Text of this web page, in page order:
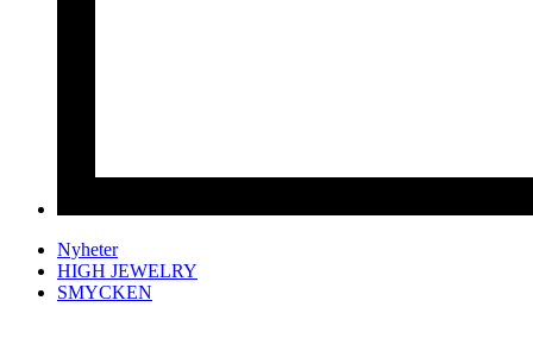
Nyheter
HIGH JEWELRY
SMYCKEN